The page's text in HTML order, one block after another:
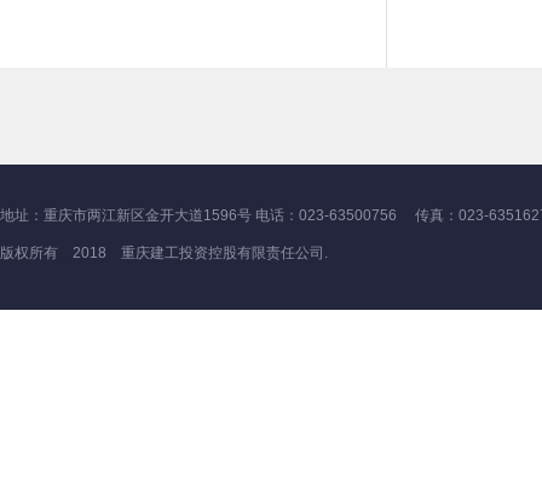
地址：重庆市两江新区金开大道1596号 电话：023-63500756 传真：023-
版权所有 2018 重庆建工投资控股有限责任公司.